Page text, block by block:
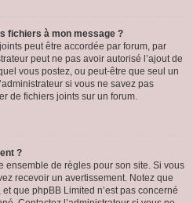
fichiers à mon message ?
peut être accordée par forum, par
peut ne pas avoir autorisé l’ajout de
vous postez, ou peut-être que seul un
si vous ne savez pas
de fichiers joints sur un forum.
?
ensemble de règles pour son site. Si vous
recevoir un avertissement. Notez que
que phpBB Limited n’est pas concerné